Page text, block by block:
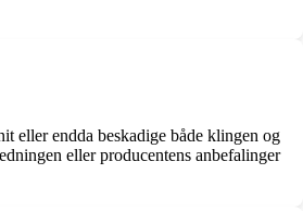
eller endda beskadige både klingen og
eller producentens anbefalinger